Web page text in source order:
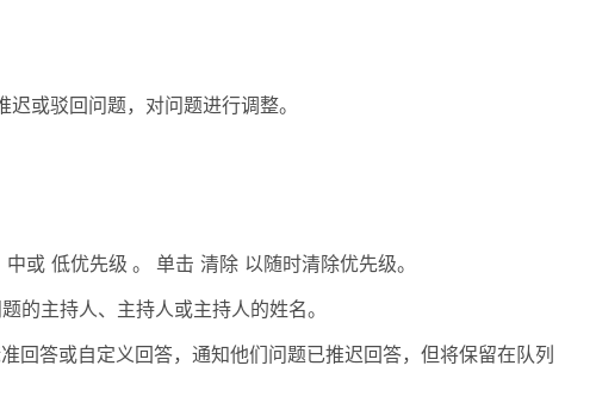
或驳回问题，对问题进行调整。
中或 低优先级 。 单击 清除 以随时清除优先级。
的主持人、主持人或主持人的姓名。
回答或自定义回答，通知他们问题已推迟回答，但将保留在队列